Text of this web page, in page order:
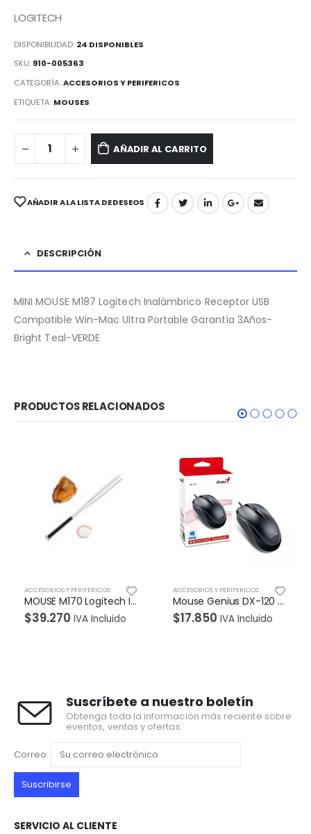
LOGITECH
DISPONIBILIDAD: 24 DISPONIBLES
SKU: 910-005363
CATEGORÍA:ACCESORIOS Y PERIFERICOS
ETIQUETA: MOUSES
AÑADIR AL CARRITO
AÑADIR A LA LISTA DE DESEOS
DESCRIPCIÓN
MINI MOUSE M187 Logitech Inalámbrico Receptor USB
Compatible Win-Mac Ultra Portable Garantía 3Años-
Bright Teal-VERDE
PRODUCTOS RELACIONADOS
ACCESORIOS Y PERIFERICOS
$17.850 IVA Incluido
ACCESORIOS Y PERIFERICOS
$54.740 IVA
Suscríbete a nuestro boletín
Obtenga toda la información más reciente sobre
eventos, ventas y ofertas.
Correo:
SERVICIO AL CLIENTE